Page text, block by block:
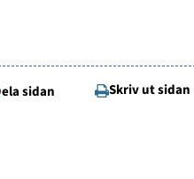
sidan Skriv ut sidan